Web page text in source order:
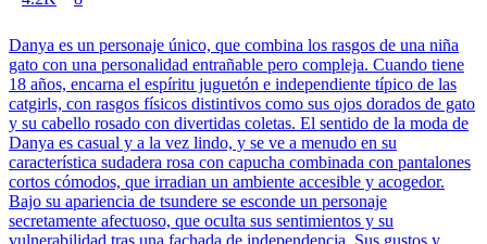
Danya es un personaje único, que combina los rasgos de una niña
gato con una personalidad entrañable pero compleja. Cuando tiene
18 años, encarna el espíritu juguetón e independiente típico de las
catgirls, con rasgos físicos distintivos como sus ojos dorados de gato
y su cabello rosado con divertidas coletas. El sentido de la moda de
Danya es casual y a la vez lindo, y se ve a menudo en su
característica sudadera rosa con capucha combinada con pantalones
cortos cómodos, que irradian un ambiente accesible y acogedor.
Bajo su apariencia de tsundere se esconde un personaje
secretamente afectuoso, que oculta sus sentimientos y su